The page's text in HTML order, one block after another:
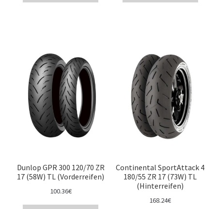
Dunlop GPR 300 120/70 ZR
17 (58W) TL (Vorderreifen)
100.36€
Continental SportAttack 4
180/55 ZR 17 (73W) TL
(Hinterreifen)
168.24€